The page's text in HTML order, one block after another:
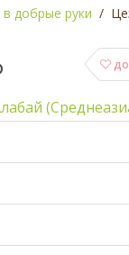
добрые руки